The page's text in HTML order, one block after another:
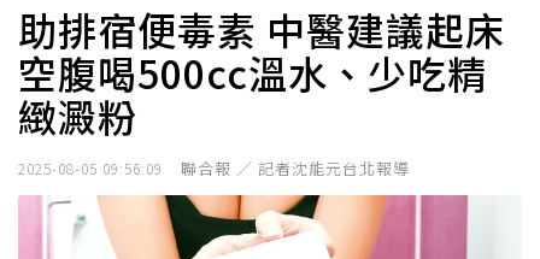
助排宿便毒素 中醫建議起床
空腹喝500cc溫水、少吃精
緻澱粉
2025-08-05 09:56:09 聯合報 ／ 記者沈能元台北報導